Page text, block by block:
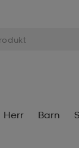
Herr Barn